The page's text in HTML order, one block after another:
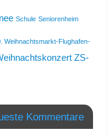
Schule Seniorenheim
Weihnachtsmarkt-Flughafen-
ZS-
Kommentare